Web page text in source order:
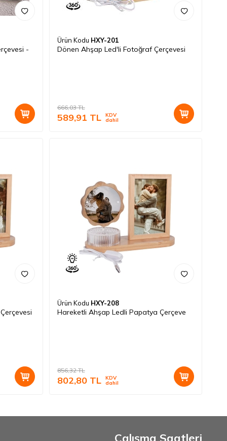
-
Ürün Kodu HXY-201
Dönen Ahşap Led'li Fotoğraf Çerçevesi
666,03TL
589,91 TL KDV
dahil
Ürün Kodu HXY-208
Hareketli Ahşap Ledli Papatya Çerçeve
856,32TL
802,80TL KDV
dahil
Çalışma Saatleri